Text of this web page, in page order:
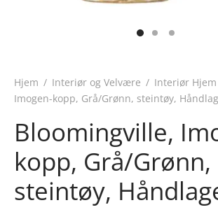
Hjem / Interiør og Velvære / Interiør Hjem
Imogen-kopp, Grå/Grønn, steintøy,
Bloomingville,
kopp, Grå/Grønn,
steintøy,